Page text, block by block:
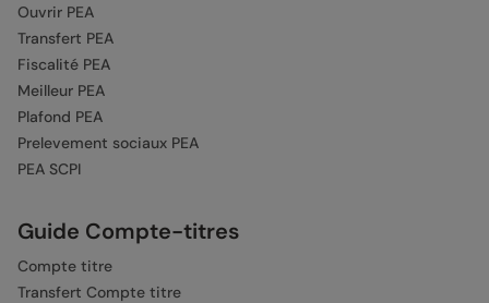
Ouvrir PEA
Transfert PEA
Fiscalité PEA
Meilleur PEA
Plafond PEA
Prelevement sociaux PEA
PEA SCPI
Guide Compte-titres
Compte titre
Transfert Compte titre